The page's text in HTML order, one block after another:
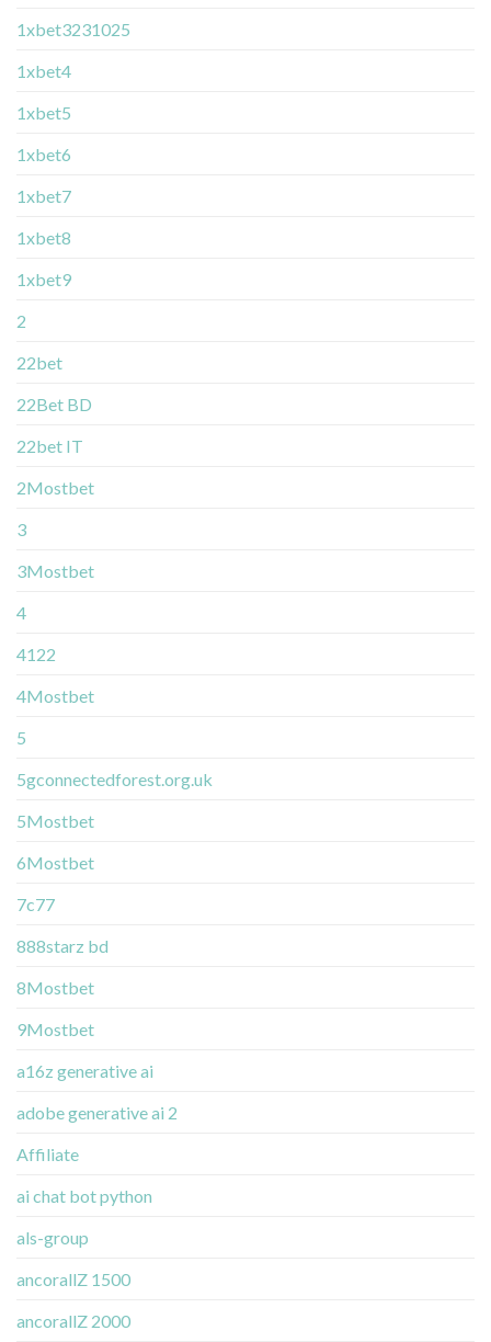
1xbet3231025
1xbet4
1xbet5
1xbet6
1xbet7
1xbet8
1xbet9
2
22bet
22Bet BD
22bet IT
2Mostbet
3
3Mostbet
4
4122
4Mostbet
5
5gconnectedforest.org.uk
5Mostbet
6Mostbet
7c77
888starz bd
8Mostbet
9Mostbet
a16z generative ai
adobe generative ai 2
Affiliate
ai chat bot python
als-group
ancorallZ 1500
ancorallZ 2000